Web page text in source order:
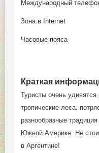
Международный
Зона в Internet
Часовые пояса
Краткая
Туристы очень
тропические леса,
разнообразные
Южной Америке. Не
в Аргентине!